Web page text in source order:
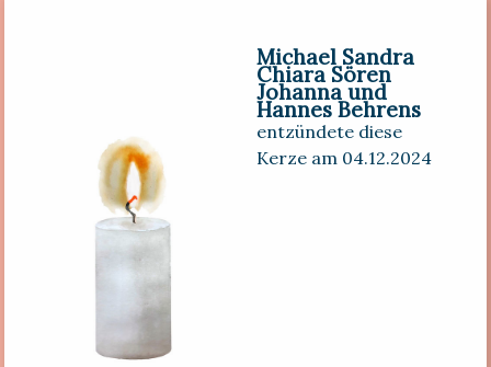
Michael Sandra
Chiara Sören
Johanna und
Hannes Behrens
entzündete diese
Kerze am 04.12.2024